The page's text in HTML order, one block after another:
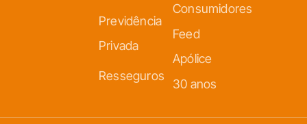
Previdência
Privada
Resseguros
Consumidores
Feed
Apólice
30 anos